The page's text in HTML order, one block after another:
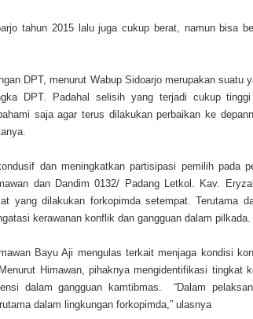
tahun 2015 lalu juga cukup berat, namun bisa
DPT, menurut Wabup Sidoarjo merupakan suatu
DPT. Padahal selisih yang terjadi cukup
saja agar terus dilakukan perbaikan ke
dan meningkatkan partisipasi pemilih pada
dan Dandim 0132/ Padang Letkol. Kav.
yang dilakukan forkopimda setempat. Terutama
kerawanan konflik dan gangguan dalam pilkada.
Bayu Aji mengulas terkait menjaga kondisi
Himawan, pihaknya mengidentifikasi tingkat
dalam gangguan kamtibmas. “Dalam
dalam lingkungan forkopimda,” ulasnya